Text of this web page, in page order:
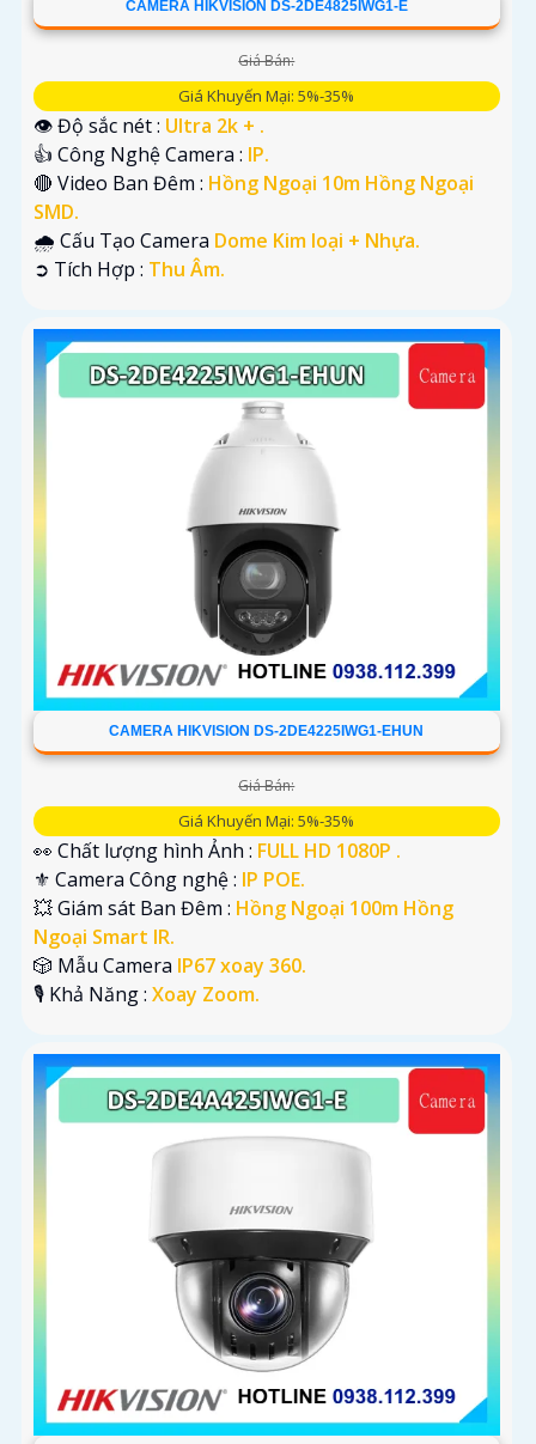
CAMERA HIKVISION DS-2DE4825IWG1-E
Giá Bán:
Giá Khuyến Mại: 5%-35%
👁 Độ sắc nét : Ultra 2k + .
👍 Công Nghệ Camera : IP.
🔴 Video Ban Đêm : Hồng Ngoại 10m Hồng Ngoại
SMD.
🌧️ Cấu Tạo Camera Dome Kim loại + Nhựa.
️➲ Tích Hợp : Thu Âm.
CAMERA HIKVISION DS-2DE4225IWG1-EHUN
Giá Bán:
Giá Khuyến Mại: 5%-35%
👀 Chất lượng hình Ảnh : FULL HD 1080P .
⚜️ Camera Công nghệ : IP POE.
💥 Giám sát Ban Đêm : Hồng Ngoại 100m Hồng
Ngoại Smart IR.
🎲 Mẫu Camera IP67 xoay 360.
️🎙 Khả Năng : Xoay Zoom.